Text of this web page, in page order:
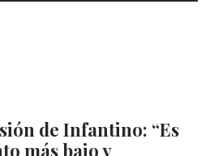
de Infantino: “Es
más bajo y